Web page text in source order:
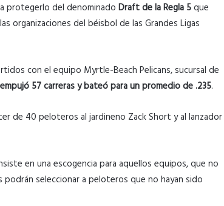
protegerlo del denominado Draft de la Regla 5que
organizaciones del béisbol de las Grandes Ligas
con el equipo Myrtle-Beach Pelicans, sucursal de
empujó 57 carreras y bateó para un promedio de .235.
de 40 peloteros al jardineno Zack Short y al lanzador
en una escogencia para aquellos equipos, que no
seleccionar a peloteros que no hayan sido